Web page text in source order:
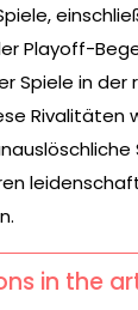
Playoff-
Spiele in der
Rivalitäten
in the